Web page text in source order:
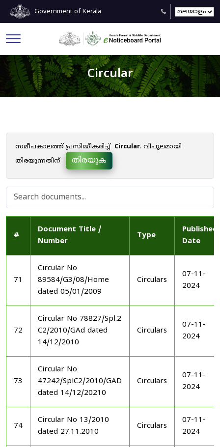
Government of Kerala
Circular
സമീപകാലത്ത് പ്രസിദ്ധീകരിച്ച് Circular. വിപുലമായി
തിരയുന്നതിന്
തിരയുക
#
Document Title /
Number
Type
Published
Date
71
Circular No
89584/G3/08/Home
dated 05/01/2009
Circulars
07-11-
2024
72
Circular No 78827/Spl.2
C2/2010/GAd dated
14/12/2010
Circulars
07-11-
2024
73
Circular No
47242/SplC2/2010/GAD
dated 14/12/20210
Circulars
07-11-
2024
74
Circular No 13/2010
dated 27.11.2010
Circulars
07-11-
2024